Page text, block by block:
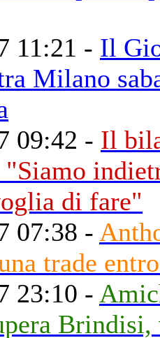
11:21 - Il
Milano
09:42 - Il
di fare"
07:38 -
trade
23:10 -
Brindisi,